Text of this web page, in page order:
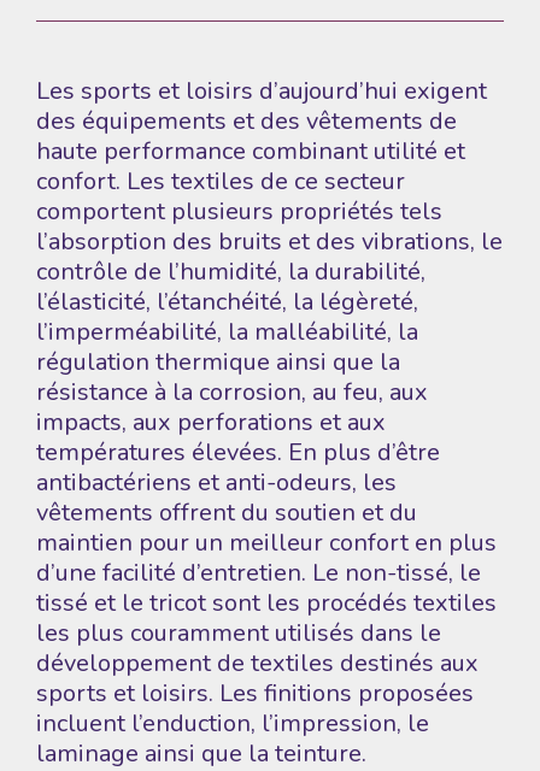
Les sports et loisirs d’aujourd’hui exigent
des équipements et des vêtements de
haute performance combinant utilité et
confort. Les textiles de ce secteur
comportent plusieurs propriétés tels
l’absorption des bruits et des vibrations, le
contrôle de l’humidité, la durabilité,
l’élasticité, l’étanchéité, la légèreté,
l’imperméabilité, la malléabilité, la
régulation thermique ainsi que la
résistance à la corrosion, au feu, aux
impacts, aux perforations et aux
températures élevées. En plus d’être
antibactériens et anti-odeurs, les
vêtements offrent du soutien et du
maintien pour un meilleur confort en plus
d’une facilité d’entretien. Le non-tissé, le
tissé et le tricot sont les procédés textiles
les plus couramment utilisés dans le
développement de textiles destinés aux
sports et loisirs. Les finitions proposées
incluent l’enduction, l’impression, le
laminage ainsi que la teinture.